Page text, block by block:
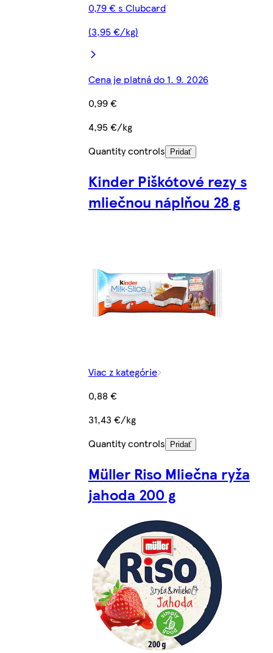
0,79 € s Clubcard
(3,95 €/kg)
Cena je platná do 1. 9. 2026
0,99 €
4,95 €/kg
Quantity controls
Pridať
Kinder Piškótové rezy s
mliečnou náplňou 28 g
Viac z kategórie
0,88 €
31,43 €/kg
Quantity controls
Pridať
Müller Riso Mliečna ryža
jahoda 200 g